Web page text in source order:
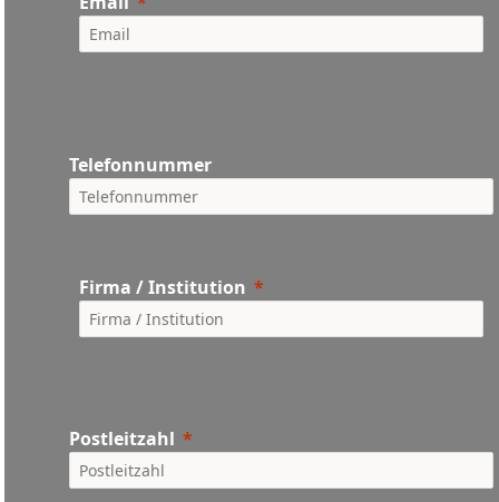
Telefonnummer
Firma / Institution
Postleitzahl